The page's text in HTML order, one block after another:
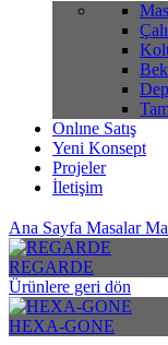
Onlıne Satış
Yeni Konsept
Projeler
İletişim
Ana Sayfa Masalar
REGARDE
Ürünlere geri dön
HEXA-GONE